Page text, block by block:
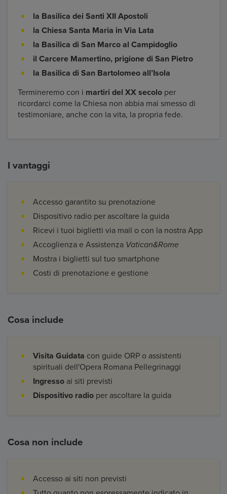
la Basilica dei Santi XII Apostoli
la Chiesa Santa Maria in Via Lata
la Basilica di San Marco al Campidoglio
il Carcere Mamertino, prigione di San Pietro
la Basilica di San Bartolomeo all’Isola
Termineremo con i martiri del XX secolo per
ricordarci come la Chiesa non abbia mai smesso di
testimoniare, anche con la vita, la propria fede.
I vantaggi
Accesso garantito su prenotazione
Dispositivo radio per ascoltare la guida
Ricevi i tuoi biglietti via mail o con la nostra App
Accoglienza e Assistenza Vatican&Rome
Mostra i biglietti sul tuo smartphone
Costi di prenotazione e gestione
Cosa include
Visita Guidata con guide ORP o assistenti
spirituali dell'Opera Romana Pellegrinaggi
Ingresso ai siti previsti
Dispositivo radio per ascoltare la guida
Cosa non include
Accesso ai siti non previsti